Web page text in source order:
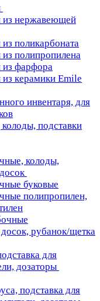
из нержавеющей
поликарбоната
из полипропилена
из фарфора
из керамики Emile
инвентаря, для
подставки
колоды,
буковые
полипропилен,
рубанок/щетка
для
дозаторы
подставка для